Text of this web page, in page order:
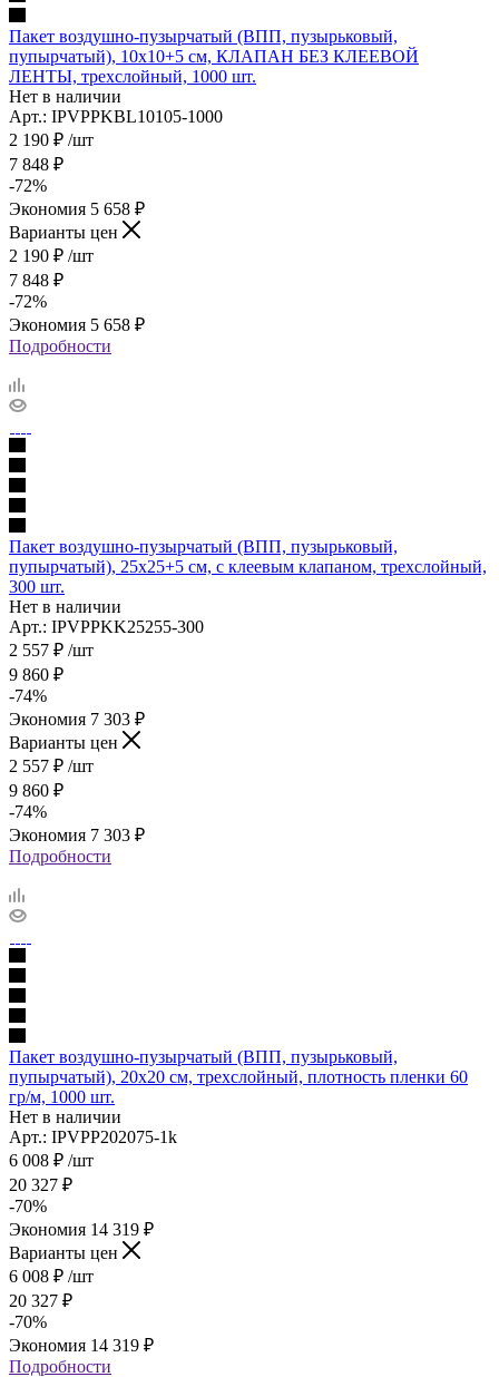
Пакет воздушно-пузырчатый (ВПП, пузырьковый,
пупырчатый), 10х10+5 см, КЛАПАН БЕЗ КЛЕЕВОЙ
ЛЕНТЫ, трехслойный, 1000 шт.
Нет в наличии
Арт.: IPVPPKBL10105-1000
2 190 ₽ /шт
7 848 ₽
-72%
Экономия 5 658 ₽
Варианты цен
2 190 ₽ /шт
7 848 ₽
-72%
Экономия 5 658 ₽
Подробности
Пакет воздушно-пузырчатый (ВПП, пузырьковый,
пупырчатый), 25х25+5 см, с клеевым клапаном, трехслойный,
300 шт.
Нет в наличии
Арт.: IPVPPKK25255-300
2 557 ₽ /шт
9 860 ₽
-74%
Экономия 7 303 ₽
Варианты цен
2 557 ₽ /шт
9 860 ₽
-74%
Экономия 7 303 ₽
Подробности
Пакет воздушно-пузырчатый (ВПП, пузырьковый,
пупырчатый), 20х20 см, трехслойный, плотность пленки 60
гр/м, 1000 шт.
Нет в наличии
Арт.: IPVPP202075-1k
6 008 ₽ /шт
20 327 ₽
-70%
Экономия 14 319 ₽
Варианты цен
6 008 ₽ /шт
20 327 ₽
-70%
Экономия 14 319 ₽
Подробности